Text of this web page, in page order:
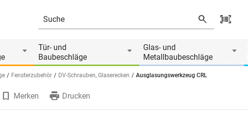
Tür- und
Baubeschläge
Glas- und
Metallbaubeschläge
Fensterzubehör DV-Schrauben, Glaserecken Ausglasungswerkzeug CRL
Merken Drucken